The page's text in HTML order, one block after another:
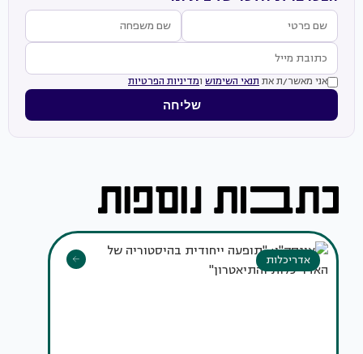
אני מאשר/ת את תנאי השימוש ומדיניות הפרטיות
שליחה
אדריכלות